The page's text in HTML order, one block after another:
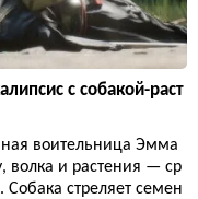
с собакой-раст
воительница Эмма
волка и растения — ср
стреляет семен